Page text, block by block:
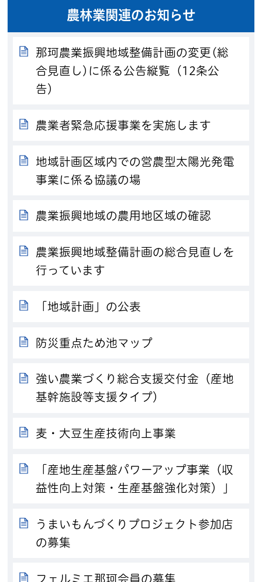
農林業関連のお知らせ
那珂農業振興地域整備計画の変更(総
合見直し)に係る公告縦覧（12条公
告）
農業者緊急応援事業を実施します
地域計画区域内での営農型太陽光発電
事業に係る協議の場
農業振興地域の農用地区域の確認
農業振興地域整備計画の総合見直しを
行っています
「地域計画」の公表
防災重点ため池マップ
強い農業づくり総合支援交付金（産地
基幹施設等支援タイプ）
麦・大豆生産技術向上事業
「産地生産基盤パワーアップ事業（収
益性向上対策・生産基盤強化対策）」
うまいもんづくりプロジェクト参加店
の募集
フェルミエ那珂会員の募集